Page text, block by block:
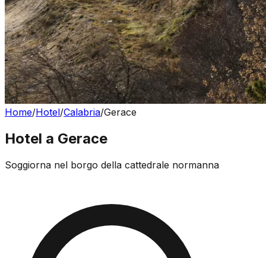
Home/Hotel/Calabria/Gerace
Hotel a Gerace
Soggiorna nel borgo della cattedrale normanna